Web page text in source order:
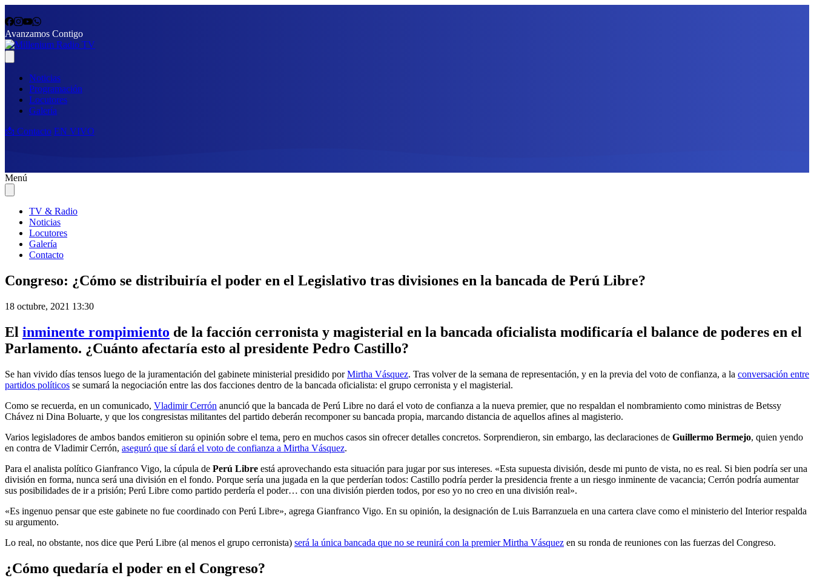
Avanzamos Contigo
Noticias
Programación
Locutores
Galería
📩 Contacto EN VIVO
Menú
TV & Radio
Noticias
Locutores
Galería
Contacto
Congreso: ¿Cómo se distribuiría el poder en el Legislativo tras divisiones en la bancada de Perú Libre?
18 octubre, 2021 13:30
El inminente rompimiento de la facción cerronista y magisterial en la bancada oficialista modificaría el balance de poderes en el
Parlamento. ¿Cuánto afectaría esto al presidente Pedro Castillo?
Se han vivido días tensos luego de la juramentación del gabinete ministerial presidido porMirtha Vásquez. Tras volver de la semana de representación, y en la previa del voto de confianza, a la conversación entre
partidos políticos se sumará la negociación entre las dos facciones dentro de la bancada oficialista: el grupo cerronista y el magisterial.
Como se recuerda, en un comunicado, Vladimir Cerrón anunció que la bancada de Perú Libre no dará el voto de confianza a la nueva premier, que no respaldan el nombramiento como ministras de Betssy
Chávez ni Dina Boluarte, y que los congresistas militantes del partido deberán recomponer su bancada propia, marcando distancia de aquellos afines al magisterio.
Varios legisladores de ambos bandos emitieron su opinión sobre el tema, pero en muchos casos sin ofrecer detalles concretos. Sorprendieron, sin embargo, las declaraciones de Guillermo Bermejo, quien yendo
en contra de Vladimir Cerrón, aseguró que sí dará el voto de confianza a Mirtha Vásquez.
Para el analista político Gianfranco Vigo, la cúpula de Perú Libre está aprovechando esta situación para jugar por sus intereses. «Esta supuesta división, desde mi punto de vista, no es real. Si bien podría ser una
división en forma, nunca será una división en el fondo. Porque sería una jugada en la que perderían todos: Castillo podría perder la presidencia frente a un riesgo inminente de vacancia; Cerrón podría aumentar
sus posibilidades de ir a prisión; Perú Libre como partido perdería el poder… con una división pierden todos, por eso yo no creo en una división real».
«Es ingenuo pensar que este gabinete no fue coordinado con Perú Libre», agrega Gianfranco Vigo. En su opinión, la designación de Luis Barranzuela en una cartera clave como el ministerio del Interior respalda
su argumento.
Lo real, no obstante, nos dice que Perú Libre (al menos el grupo cerronista) será la única bancada que no se reunirá con la premier Mirtha Vásquez en su ronda de reuniones con las fuerzas del Congreso.
¿Cómo quedaría el poder en el Congreso?